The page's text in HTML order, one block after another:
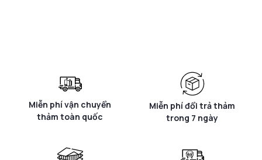
Miễn phí vận chuyển
thảm toàn quốc
Miễn phí đổi trả thảm
trong 7 ngày